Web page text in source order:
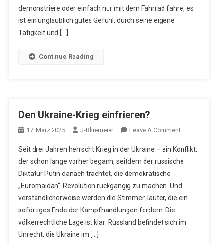
demonstriere oder einfach nur mit dem Fahrrad fahre, es
ist ein unglaublich gutes Gefühl, durch seine eigene
Tätigkeit und […]
Continue Reading
Den Ukraine-Krieg einfrieren?
17. März 2025 J-Rhiemeier Leave A CommentOn
Ukraine-
Krieg
Seit drei Jahren herrscht Krieg in der Ukraine – ein Konflikt,
der schon lange vorher begann, seitdem der russische
Diktatur Putin danach trachtet, die demokratische
„Euromaidan“-Revolution rückgängig zu machen. Und
verständlicherweise werden die Stimmen lauter, die ein
sofortiges Ende der Kampfhandlungen fordern. Die
völkerrechtliche Lage ist klar: Russland befindet sich im
Unrecht, die Ukraine im […]